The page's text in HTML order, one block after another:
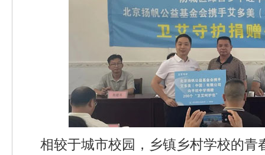
相较于城市校园，乡镇乡村学校的青